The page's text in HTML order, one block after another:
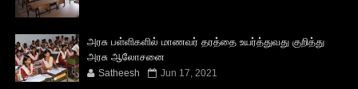
அரசு பள்ளிகளில் மாணவர் தரத்தை உயர்த்துவது குறித்து
அரசு ஆலோசனை
Satheesh Jun 17, 2021